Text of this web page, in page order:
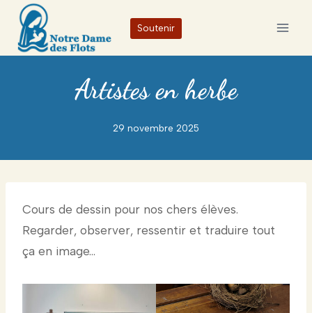
Aller
contenu
Soutenir
Artistes en herbe
29 novembre 2025
Cours de dessin pour nos chers élèves.
Regarder, observer, ressentir et traduire tout
ça en image…